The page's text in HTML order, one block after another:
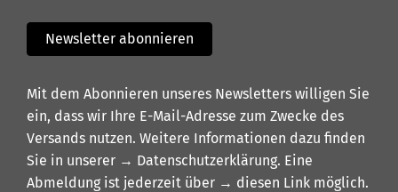
Newsletter abonnieren
Mit dem Abonnieren unseres Newsletters willigen Sie
ein, dass wir Ihre E-Mail-Adresse zum Zwecke des
Versands nutzen. Weitere Informationen dazu finden
Sie in unserer → Datenschutzerklärung. Eine
Abmeldung ist jederzeit über → diesen Link möglich.